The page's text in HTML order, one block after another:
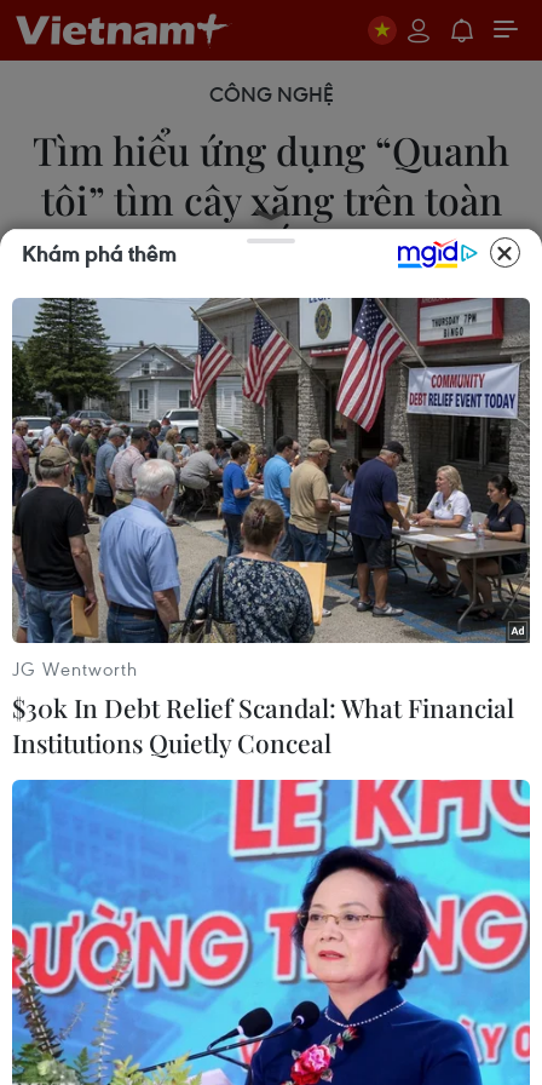
CÔNG NGHỆ
Tìm hiểu ứng dụng “Quanh
tôi” tìm cây xăng trên toàn
quốc
03/06/2026 10:12
Ứng dụng “Quanh tôi” áp dụng từ 1/6/2026, để
giúp người dân dễ dàng tìm kiếm cửa hàng xăng
dầu, tra cứu thông tin, gửi phản ánh và quản lý chi
phí nhiên liệu.
Khám phá thêm
JG Wentworth
$30k In Debt Relief Scandal: What Financial
Institutions Quietly Conceal